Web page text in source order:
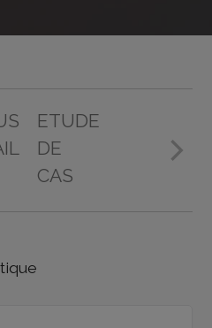
ETUDE
DE
CAS